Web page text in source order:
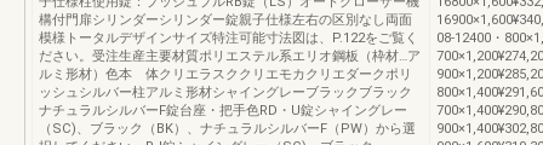
構付門扉シリンダーシリンダー錠親子仕様左右の区別なし両面
模様トータルデザインサイズ特注可能寸法図は、P.122をご覧く
ださい。受注生産主要材質ポリエステル系エリオ鋼板（枠材…ア
ルミ形材）色本 体クリエラスククリエモカクリエダークポリ
ッシュシルバー柱アルミ形材シャイングレーブラックブラック
ナチュラルシルバーF錠台座・把手色RD・U錠シャイングレー
（SC)、ブラック（BK）、ナチュラルシルバーF（PW）から選
08‐12400・